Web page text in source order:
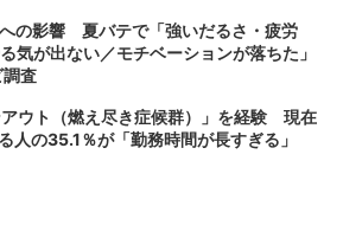
の影響 夏バテで「強いだるさ・疲労
気が出ない／モチベーションが落ちた」
査
ウト（燃え尽き症候群）」を経験 現在
人の35.1％が「勤務時間が長すぎる」